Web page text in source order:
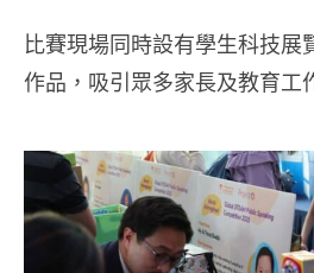
比賽現場同時設有學生科技展
作品，吸引眾多家長及教育工